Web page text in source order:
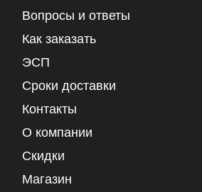
Вопросы и ответы
Как заказать
ЭСП
Сроки доставки
Контакты
О компании
Скидки
Магазин